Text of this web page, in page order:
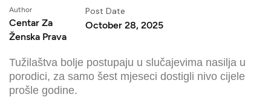
Author
Centar Za
Ženska Prava
Post Date
October 28, 2025
Tužilaštva bolje postupaju u slučajevima nasilja u
porodici, za samo šest mjeseci dostigli nivo cijele
prošle godine.